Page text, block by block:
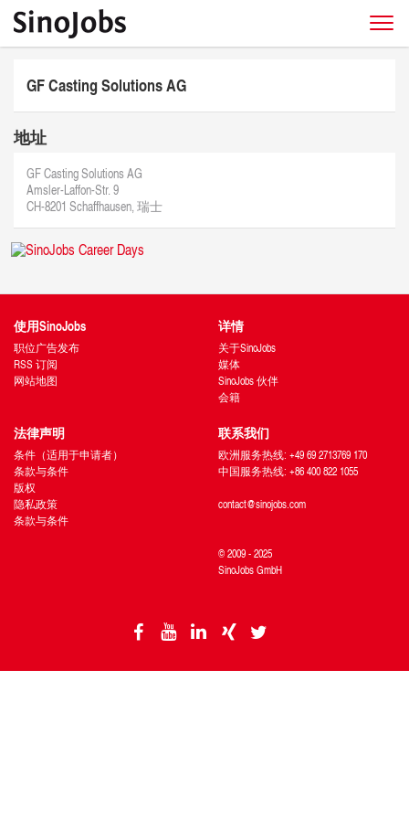
GF Casting Solutions AG
地址
GF Casting Solutions AG
Amsler-Laffon-Str. 9
CH-8201 Schaffhausen, 瑞士
使用SinoJobs
职位广告发布
RSS 订阅
网站地图
详情
关于SinoJobs
媒体
SinoJobs 伙伴
会籍
法律声明
条件（适用于申请者）
条款与条件
版权
隐私政策
条款与条件
联系我们
欧洲服务热线: +49 69 2713769 170
中国服务热线: +86 400 822 1055
contact@sinojobs.com
© 2009 - 2025
SinoJobs GmbH